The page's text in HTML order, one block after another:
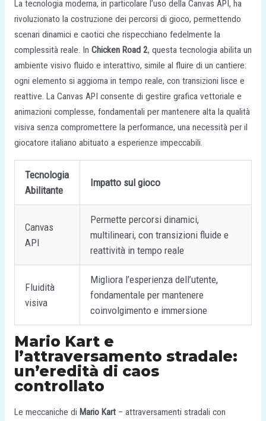
La tecnologia moderna, in particolare l’uso della Canvas API, ha
rivoluzionato la costruzione dei percorsi di gioco, permettendo
scenari dinamici e caotici che rispecchiano fedelmente la
complessità reale. In Chicken Road 2, questa tecnologia abilita un
ambiente visivo fluido e interattivo, simile al fluire di un cantiere:
ogni elemento si aggiorna in tempo reale, con transizioni lisce e
reattive. La Canvas API consente di gestire grafica vettoriale e
animazioni complesse, fondamentali per mantenere alta la qualità
visiva senza compromettere la performance, una necessità per il
giocatore italiano abituato a esperienze impeccabili.
Tecnologia
Abilitante
Impatto sul gioco
Canvas
API
Permette percorsi dinamici,
multilineari, con transizioni fluide e
reattività in tempo reale
Fluidità
visiva
Migliora l’esperienza dell’utente,
fondamentale per mantenere
coinvolgimento e immersione
Mario Kart e
l’attraversamento stradale:
un’eredità di caos
controllato
Le meccaniche di Mario Kart– attraversamenti stradali con